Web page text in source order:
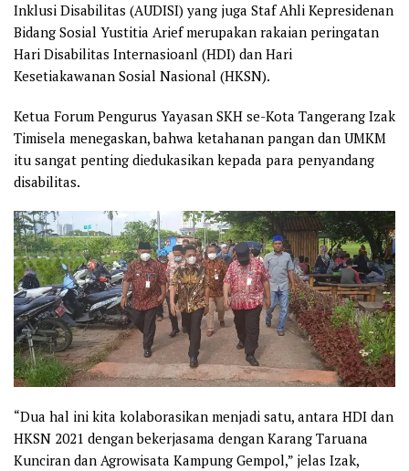
Inklusi Disabilitas (AUDISI) yang juga Staf Ahli Kepresidenan
Bidang Sosial Yustitia Arief merupakan rakaian peringatan
Hari Disabilitas Internasioanl (HDI) dan Hari
Kesetiakawanan Sosial Nasional (HKSN).
Ketua Forum Pengurus Yayasan SKH se-Kota Tangerang Izak
Timisela menegaskan, bahwa ketahanan pangan dan UMKM
itu sangat penting diedukasikan kepada para penyandang
disabilitas.
“Dua hal ini kita kolaborasikan menjadi satu, antara HDI dan
HKSN 2021 dengan bekerjasama dengan Karang Taruana
Kunciran dan Agrowisata Kampung Gempol,” jelas Izak,